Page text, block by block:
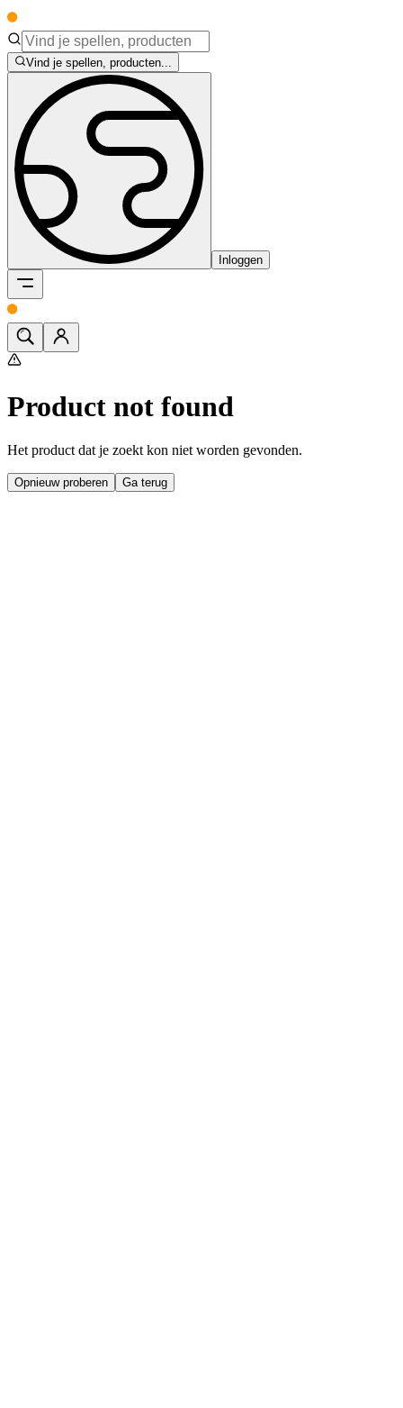
Vind je spellen, producten...
Inloggen
Product not found
Het product dat je zoekt kon niet worden gevonden.
Opnieuw proberen Ga terug